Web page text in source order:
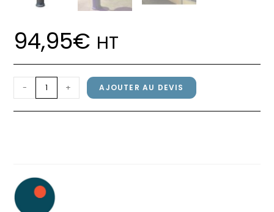
94,95€ HT
quantité
de
Location
bouteille
13kg
- + AJOUTER AU DEVIS